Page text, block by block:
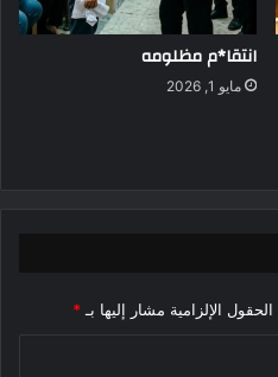
انتقا*م مظلومه
مايو 1, 2026
الحقول الإلزامية مشار إليها بـ *